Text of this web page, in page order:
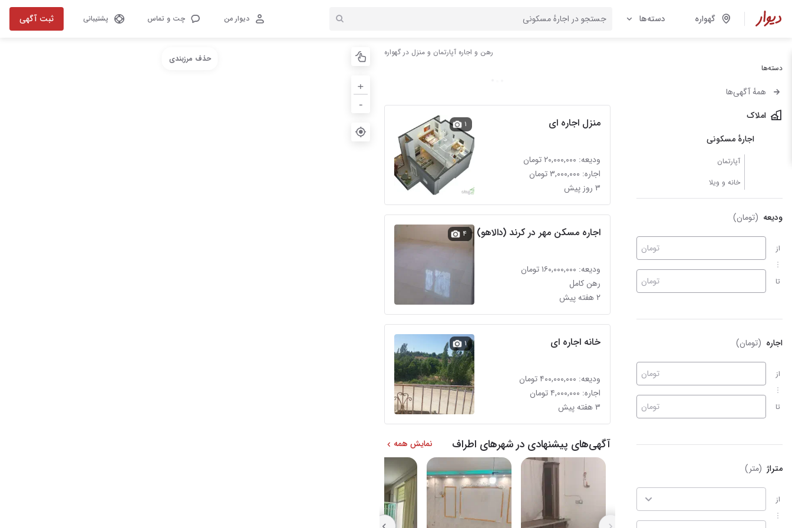
گهواره دسته‌ها دیوار من چت و تماس پشتیبانی ثبت آگهی
دسته‌ها
همهٔ آگهی‌ها
املاک
اجارهٔ مسکونی
آپارتمان
خانه و ویلا
ودیعه (تومان)
از
تا
تومان
تومان
اجاره (تومان)
از
تا
تومان
تومان
متراژ (متر)
از
رهن و اجاره آپارتمان و منزل در گهواره
منزل اجاره ای
ودیعه: ۲۰,۰۰۰,۰۰۰ تومان
اجاره: ۳,۰۰۰,۰۰۰ تومان
۳ روز پیش
۱
اجاره مسکن مهر در کرند (دالاهو)
ودیعه: ۱۶۰,۰۰۰,۰۰۰ تومان
رهن کامل
۲ هفته پیش
۴
خانه اجاره ای
ودیعه: ۴۰۰,۰۰۰,۰۰۰ تومان
اجاره: ۴,۰۰۰,۰۰۰ تومان
۳ هفته پیش
۱
آگهی‌های پیشنهادی در شهرهای اطراف نمایش همه
+
-
حذف مرزبندی